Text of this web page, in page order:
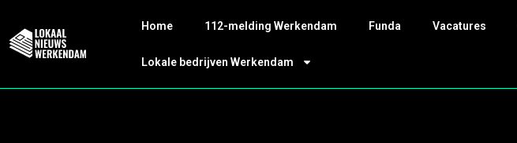
Home 112-melding Werkendam Funda Vacatures
Lokale bedrijven Werkendam